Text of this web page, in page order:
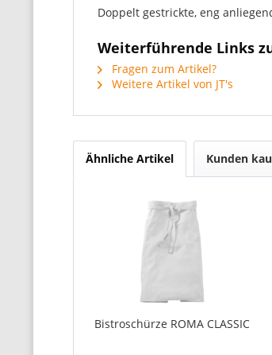
Doppelt gestrickte, eng
Weiterführende Links
Fragen zum Artikel?
Weitere Artikel von JT's
Ähnliche Artikel Kunden
Bistroschürze ROMA CLASSIC